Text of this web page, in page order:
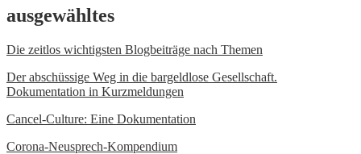
ausgewähltes
Die zeitlos wichtigsten Blogbeiträge nach Themen
Der abschüssige Weg in die bargeldlose Gesellschaft.
Dokumentation in Kurzmeldungen
Cancel-Culture: Eine Dokumentation
Corona-Neusprech-Kompendium